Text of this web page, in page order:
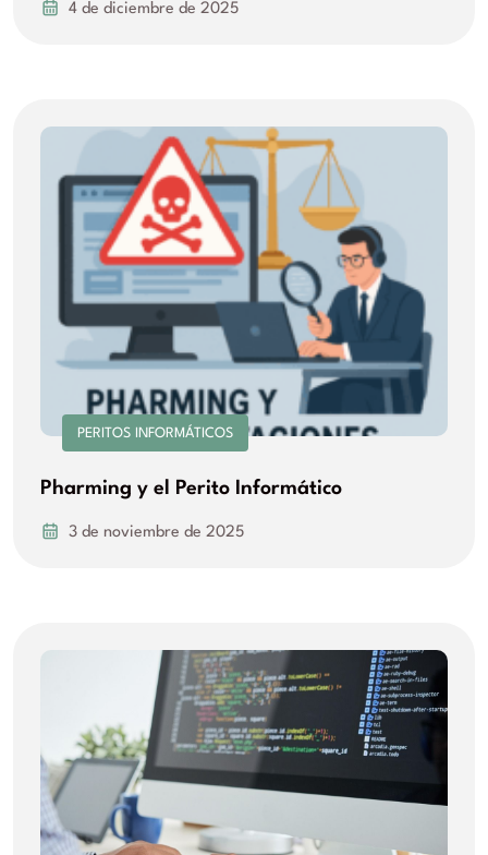
4 de diciembre de 2025
PERITOS INFORMÁTICOS
Pharming y el Perito Informático
3 de noviembre de 2025